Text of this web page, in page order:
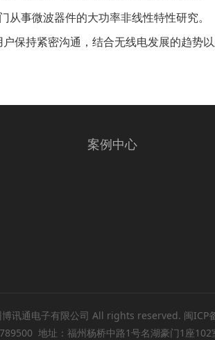
事微波器件的大功率非线性特性研究。
持紧密沟通，结合无线电发展的趋势
案例中心
讯通电子有限公司 All rights reserved. 闽ICP
地址：福州杨桥中路1号名湖豪门1座102